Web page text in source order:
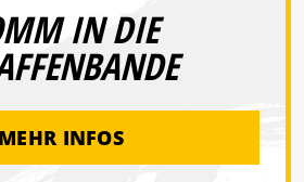
IN DIE
MEHR INFOS